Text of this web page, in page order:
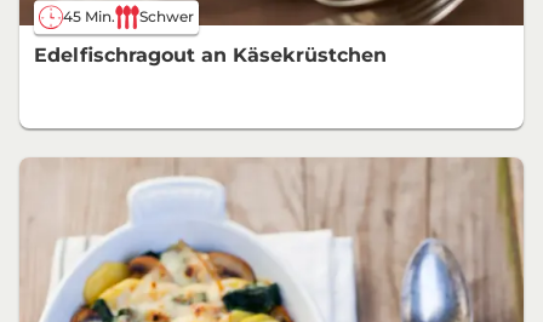
45 Min. Schwer
Edelfischragout an Käsekrüstchen